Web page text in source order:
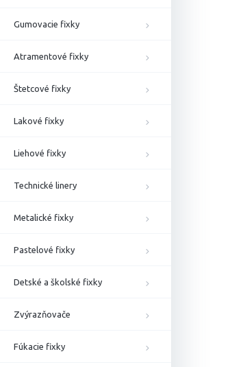
Gumovacie fixky
Atramentové fixky
Štetcové fixky
Lakové fixky
Liehové fixky
Technické linery
Metalické fixky
Pastelové fixky
Detské a školské fixky
Zvýrazňovače
Fúkacie fixky